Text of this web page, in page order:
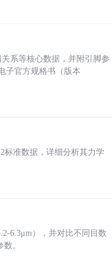
系等核心数据，并附引脚参
子官方规格书（版本
标准数据，详细分析其力学
6.3μm），并对比不同目数
。